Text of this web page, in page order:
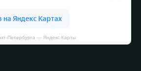
— Яндекс Карты